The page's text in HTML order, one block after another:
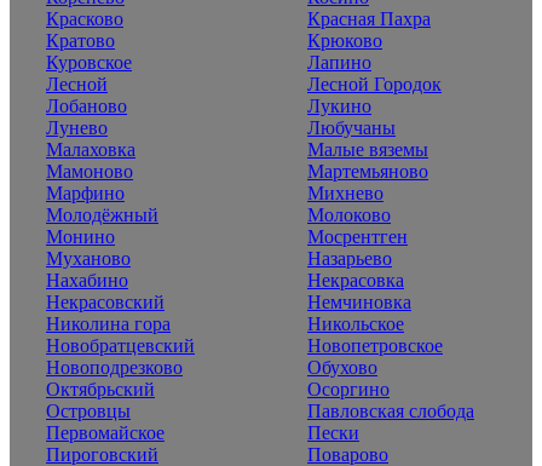
Красково
Красная Пахра
Кратово
Крюково
Куровское
Лапино
Лесной
Лесной Городок
Лобаново
Лукино
Лунево
Любучаны
Малаховка
Малые вяземы
Мамоново
Мартемьяново
Марфино
Михнево
Молодёжный
Молоково
Монино
Мосрентген
Муханово
Назарьево
Нахабино
Некрасовка
Некрасовский
Немчиновка
Николина гора
Никольское
Новобратцевский
Новопетровское
Новоподрезково
Обухово
Октябрьский
Осоргино
Островцы
Павловская слобода
Первомайское
Пески
Пироговский
Поварово